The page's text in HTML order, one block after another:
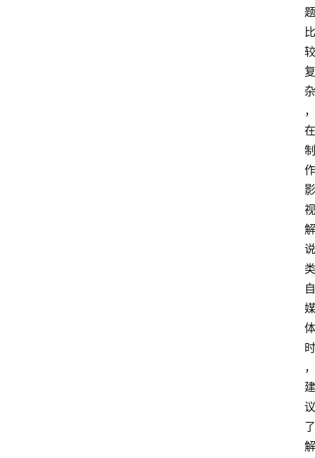
题
比
较
复
杂
，
在
制
作
影
视
解
说
类
自
媒
体
时
，
建
议
了
解